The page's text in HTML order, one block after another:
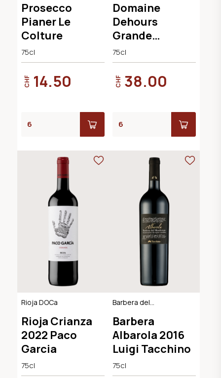
Prosecco
Pianer Le
Colture
75cl
CHF 14.50
Domaine
Dehours
Grande
Réserve Brut
75cl
CHF 38.00
Rioja DOCa
Rioja Crianza
2022 Paco
Garcia
75cl
Barbera del
Barbera
Albarola 2016
Luigi Tacchino
75cl